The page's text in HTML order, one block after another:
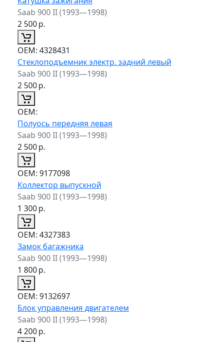
Saab 900 II (1993—1998)
2 500р.
ОЕМ: 4328431
Стеклоподъемник электр. задний левый
Saab 900 II (1993—1998)
2 500р.
ОЕМ:
Полуось передняя левая
Saab 900 II (1993—1998)
2 500р.
ОЕМ: 9177098
Коллектор выпускной
Saab 900 II (1993—1998)
1 300р.
ОЕМ: 4327383
Замок багажника
Saab 900 II (1993—1998)
1 800р.
ОЕМ: 9132697
Блок управления двигателем
Saab 900 II (1993—1998)
4 200р.